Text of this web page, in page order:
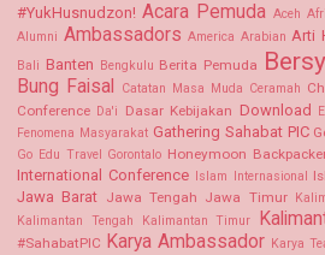
#YukHusnudzon! Acara Pemuda Aceh
Alumni Ambassadors America Arabian Arti
Bali Banten Bengkulu Berita Pemuda
Bung Faisal Catatan Masa Muda Ceramah
Conference Da'i Dasar Kebijakan Download
Fenomena Masyarakat Gathering Sahabat PIC
Go Edu Travel Gorontalo Honeymoon
International Conference
Islam Internasional
Jawa Barat Jawa Tengah Jawa Timur
Kalimantan Tengah
Kalimantan Timur
#SahabatPIC Karya Ambassador Karya